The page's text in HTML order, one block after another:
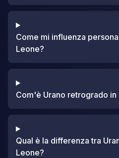
Come mi influenza
Leone?
Com'è Urano retrogrado in
Qual è la differenza tra
Leone?